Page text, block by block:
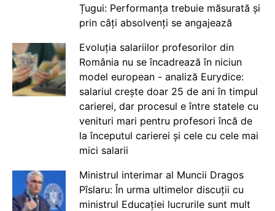
Țugui: Performanța trebuie măsurată și
prin câți absolvenți se angajează
Evoluția salariilor profesorilor din
România nu se încadrează în niciun
model european - analiză Eurydice:
salariul crește doar 25 de ani în timpul
carierei, dar procesul e între statele cu
venituri mari pentru profesori încă de
la începutul carierei și cele cu cele mai
mici salarii
Ministrul interimar al Muncii Dragos
Pîslaru: În urma ultimelor discuții cu
ministrul Educației lucrurile sunt mult